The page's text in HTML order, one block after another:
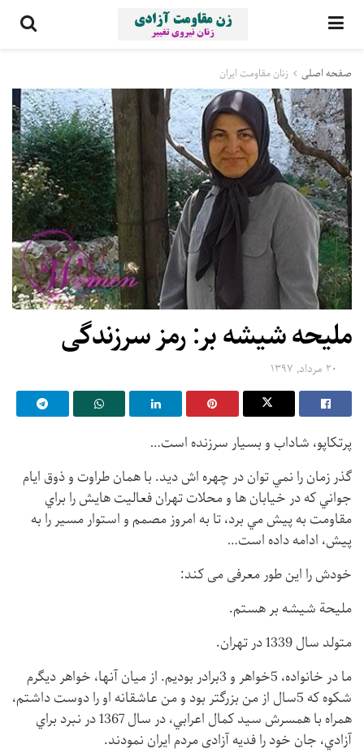
صفحه اصلی زنان مقاومت ایران
مليحه شيشه بر: رمز سرزندگی
۲۰ مرداد, ۱۳۹۷
پرتكاپو، شاداب و بسيار سرزنده است…
گذر زمان را نمي توان در چهره اش ديد. با همان طراوت و ذوق ايام
جواني كه در خيابان ها و محلات تهران فعاليت هايش را براي
مقاومت به پيش مي برد، تا به امروز مصمم و استوار مسير را به
پيش، ادامه داده است…
خودش را این طور معرفی می کند:
مليحة شيشه بر هستم.
متولد سال 1339 در تهران.
ما در خانواده، 5خواهر و 3برادر بوديم. از ميان آنها، خواهر ديگرم
شكوه كه 5سال از من بزرگتر بود و من عاشقانه او را دوست داشتم،
همراه با همسرش سيد كمال اعرابي، در سال 1367 در نبرد براي
آزادي، جان خود را فديه آزادی مردم ايران نمودند.